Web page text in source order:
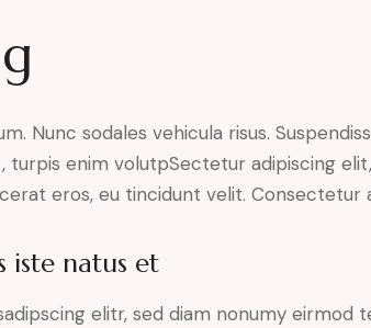
Nunc sodales vehicula risus.
enim volutpSectetur adipiscing
eros, eu tincidunt velit. Consectetur
iste natus et
elitr, sed diam nonumy eirmod